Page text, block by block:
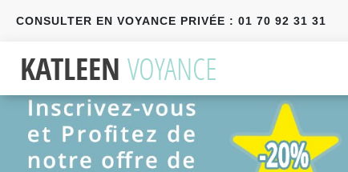
CONSULTER EN VOYANCE PRIVÉE : 01 70 92 31 31